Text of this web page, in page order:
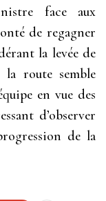
face aux
de regagner
la levée de
la route semble
en vue des
d’observer
de la